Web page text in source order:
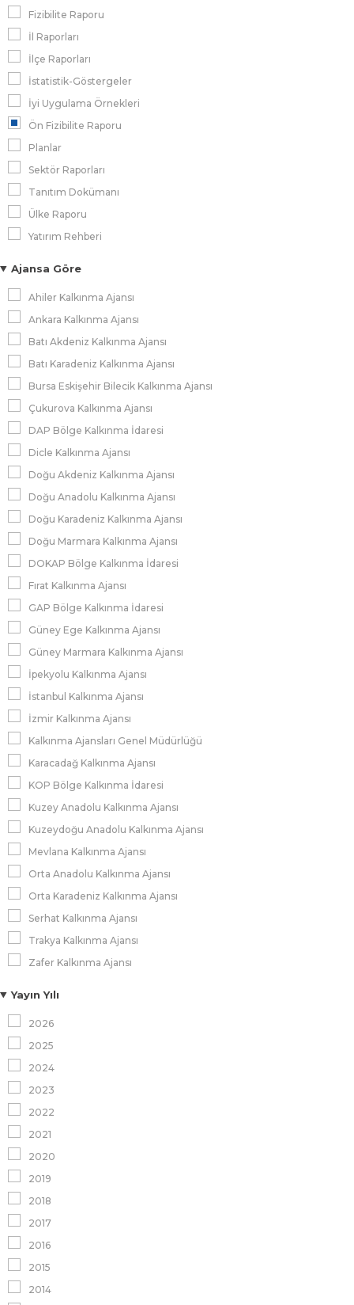
Fizibilite Raporu
İl Raporları
İlçe Raporları
İstatistik-Göstergeler
İyi Uygulama Örnekleri
Ön Fizibilite Raporu
Planlar
Sektör Raporları
Tanıtım Dokümanı
Ülke Raporu
Yatırım Rehberi
Ajansa Göre
Ahiler Kalkınma Ajansı
Ankara Kalkınma Ajansı
Batı Akdeniz Kalkınma Ajansı
Batı Karadeniz Kalkınma Ajansı
Bursa Eskişehir Bilecik Kalkınma Ajansı
Çukurova Kalkınma Ajansı
DAP Bölge Kalkınma İdaresi
Dicle Kalkınma Ajansı
Doğu Akdeniz Kalkınma Ajansı
Doğu Anadolu Kalkınma Ajansı
Doğu Karadeniz Kalkınma Ajansı
Doğu Marmara Kalkınma Ajansı
DOKAP Bölge Kalkınma İdaresi
Fırat Kalkınma Ajansı
GAP Bölge Kalkınma İdaresi
Güney Ege Kalkınma Ajansı
Güney Marmara Kalkınma Ajansı
İpekyolu Kalkınma Ajansı
İstanbul Kalkınma Ajansı
İzmir Kalkınma Ajansı
Kalkınma Ajansları Genel Müdürlüğü
Karacadağ Kalkınma Ajansı
KOP Bölge Kalkınma İdaresi
Kuzey Anadolu Kalkınma Ajansı
Kuzeydoğu Anadolu Kalkınma Ajansı
Mevlana Kalkınma Ajansı
Orta Anadolu Kalkınma Ajansı
Orta Karadeniz Kalkınma Ajansı
Serhat Kalkınma Ajansı
Trakya Kalkınma Ajansı
Zafer Kalkınma Ajansı
Yayın Yılı
2026
2025
2024
2023
2022
2021
2020
2019
2018
2017
2016
2015
2014